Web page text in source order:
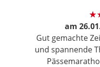
am
Gut gemachte
und spannende